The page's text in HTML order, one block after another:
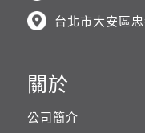
台北市大安區
關於
公司簡介